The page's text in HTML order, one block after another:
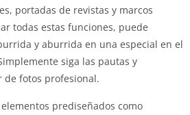
portadas de revistas y marcos
todas estas funciones, puede
y aburrida en una especial en el
siga las pautas y
de fotos profesional.
prediseñados como